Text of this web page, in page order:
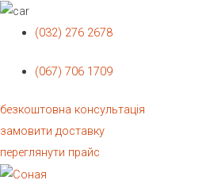
(032) 276 2678
(067) 706 1709
безкоштовна консультація
замовити доставку
переглянути прайс